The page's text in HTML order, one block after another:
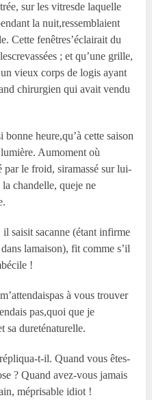
sur les vitresde laquelle
la nuit,ressemblaient
Cette fenêtres’éclairait du
; et qu’une grille,
vieux corps de logis ayant
chirurgien qui avait vendu
heure,qu’à cette saison
Aumoment où
par le froid, siramassé sur lui-
chandelle, queje ne
saisit sacanne (étant infirme
lamaison), fit comme s’il
!
à vous trouver
pas,quoi que je
sa dureténaturelle.
t-il. Quand vous êtes-
? Quand avez-vous jamais
méprisable idiot !